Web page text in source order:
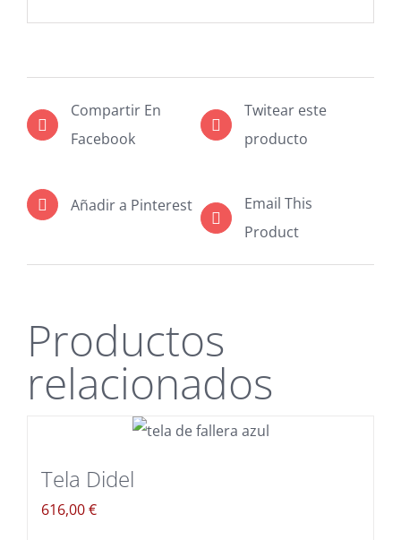
Compartir En
Facebook
Twitear este
producto
Añadir a Pinterest
Email This
Product
Productos
relacionados
Tela Didel
616,00€